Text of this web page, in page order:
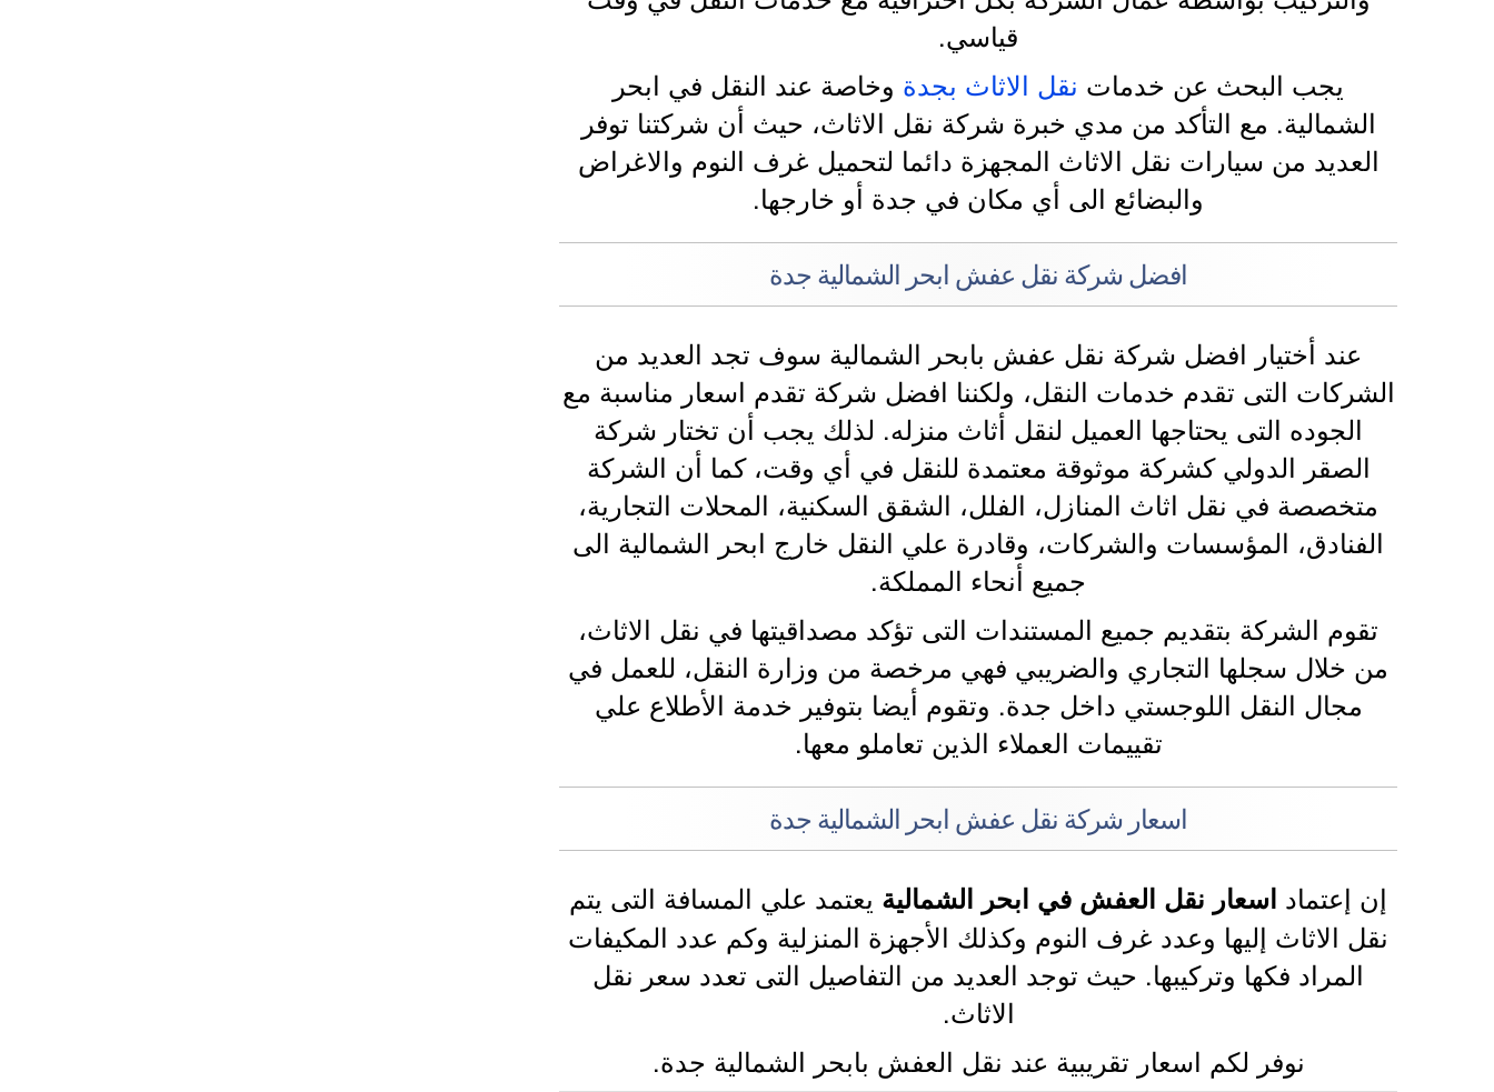
قياسي.
يجب البحث عن خدمات نقل الاثاث بجدة وخاصة عند النقل في ابحر
الشمالية. مع التأكد من مدي خبرة شركة نقل الاثاث، حيث أن شركتنا توفر
العديد من سيارات نقل الاثاث المجهزة دائما لتحميل غرف النوم والاغراض
والبضائع الى أي مكان في جدة أو خارجها.
افضل شركة نقل عفش ابحر الشمالية جدة
عند أختيار افضل شركة نقل عفش بابحر الشمالية سوف تجد العديد من
الشركات التى تقدم خدمات النقل، ولكننا افضل شركة تقدم اسعار مناسبة مع
الجوده التى يحتاجها العميل لنقل أثاث منزله. لذلك يجب أن تختار شركة
الصقر الدولي كشركة موثوقة معتمدة للنقل في أي وقت، كما أن الشركة
متخصصة في نقل اثاث المنازل، الفلل، الشقق السكنية، المحلات التجارية،
الفنادق، المؤسسات والشركات، وقادرة علي النقل خارج ابحر الشمالية الى
جميع أنحاء المملكة.
تقوم الشركة بتقديم جميع المستندات التى تؤكد مصداقيتها في نقل الاثاث،
من خلال سجلها التجاري والضريبي فهي مرخصة من وزارة النقل، للعمل في
مجال النقل اللوجستي داخل جدة. وتقوم أيضا بتوفير خدمة الأطلاع علي
تقييمات العملاء الذين تعاملو معها.
اسعار شركة نقل عفش ابحر الشمالية جدة
إن إعتماد اسعار نقل العفش في ابحر الشمالية يعتمد علي المسافة التى يتم
نقل الاثاث إليها وعدد غرف النوم وكذلك الأجهزة المنزلية وكم عدد المكيفات
المراد فكها وتركيبها. حيث توجد العديد من التفاصيل التى تعدد سعر نقل
الاثاث.
نوفر لكم اسعار تقريبية عند نقل العفش بابحر الشمالية جدة.